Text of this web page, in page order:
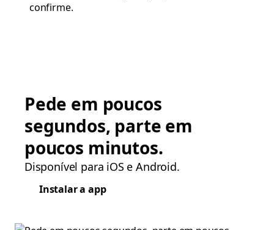
confirme.
Pede em poucos
segundos, parte em
poucos minutos.
Disponível para iOS e Android.
Instalar a app